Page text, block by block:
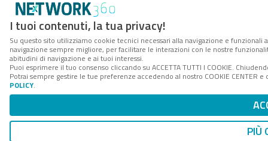
I tuoi contenuti, la tua privacy!
Su questo sito utilizziamo cookie tecnici necessari alla navigazione e
navigazione sempre migliore, per facilitare le interazioni con le nostre
abitudini di navigazione e ai tuoi interessi.
Puoi esprimere il tuo consenso cliccando su ACCETTA TUTTI I COOKIE.
Potrai sempre gestire le tue preferenze accedendo al nostro COOKIE
POLICY.
PIÙ